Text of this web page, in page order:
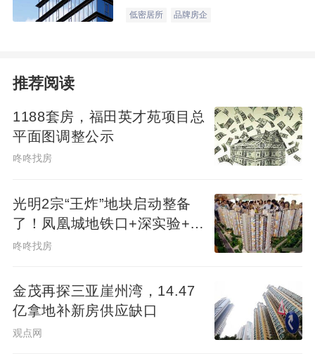
低密居所 品牌房企
推荐阅读
1188套房，福田英才苑项目总
平面图调整公示
咚咚找房
光明2宗“王炸”地块启动整备
了！凤凰城地铁口+深实验+商
业环绕
咚咚找房
金茂再探三亚崖州湾，14.47
亿拿地补新房供应缺口
观点网